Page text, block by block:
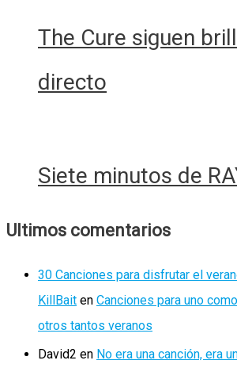
The Cure siguen
directo
Siete minutos de
Ultimos comentarios
30 Canciones para disfrutar el
KillBait en Canciones para uno
otros tantos veranos
David2 en No era una canción, era